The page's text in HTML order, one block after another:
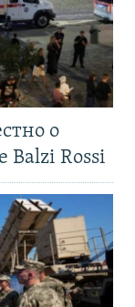
о
Balzi Rossi